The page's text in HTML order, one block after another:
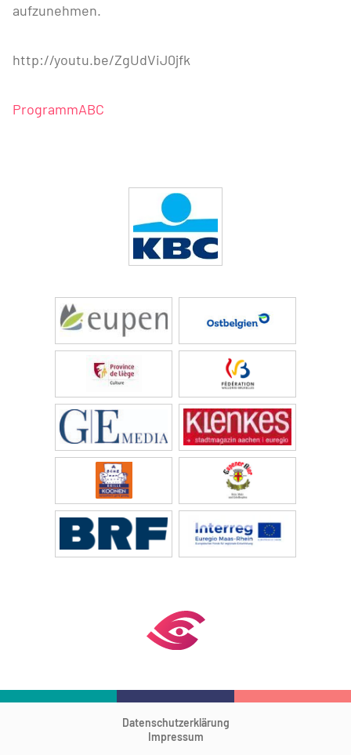
aufzunehmen.
http://youtu.be/ZgUdViJ0jfk
ProgrammABC
Datenschutzerklärung
Impressum